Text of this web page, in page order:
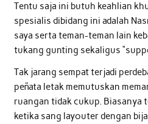
Tentu saja ini butuh keahlian
spesialis dibidang ini adalah
saya serta teman-teman lain
tukang gunting sekaligus
Tak jarang sempat terjadi
peñata letak memutuskan
ruangan tidak cukup. Biasanya
ketika sang layouter dengan